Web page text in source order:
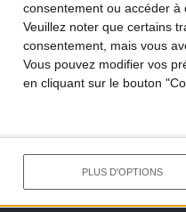
consentement ou accéder à
Veuillez noter que certains
consentement, mais vous
Vous pouvez modifier vos
en cliquant sur le bouton
PLUS D'OPTIONS